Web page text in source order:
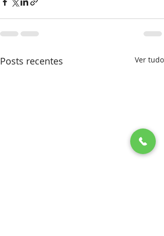
Posts recentes Ver tudo